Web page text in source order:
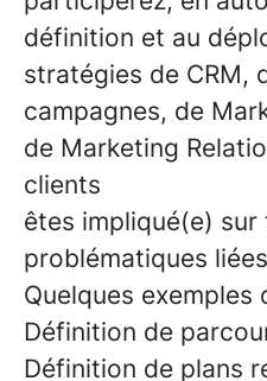
définition et au
stratégies de CRM,
campagnes, de
de Marketing
clients
êtes impliqué(e) sur
problématiques
Quelques exemples
Définition de
Définition de plans